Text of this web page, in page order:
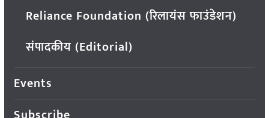
Reliance Foundation (रिलायंस फाउंडेशन)
संपादकीय (Editorial)
Events